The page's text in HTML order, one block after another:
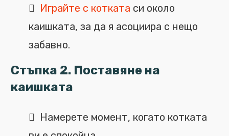
Играйте с котката си около
каишката, за да я асоциира с нещо
забавно.
Стъпка 2. Поставяне на
каишката
Намерете момент, когато котката